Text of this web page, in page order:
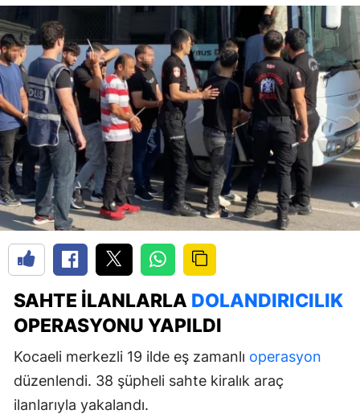
SAHTE ILANLARLA DOLANDIRICILIK
OPERASYONU YAPILDI
Kocaeli merkezli 19 ilde eş zamanlı operasyon
düzenlendi. 38 şüpheli sahte kiralık araç
ilanlarıyla yakalandı.